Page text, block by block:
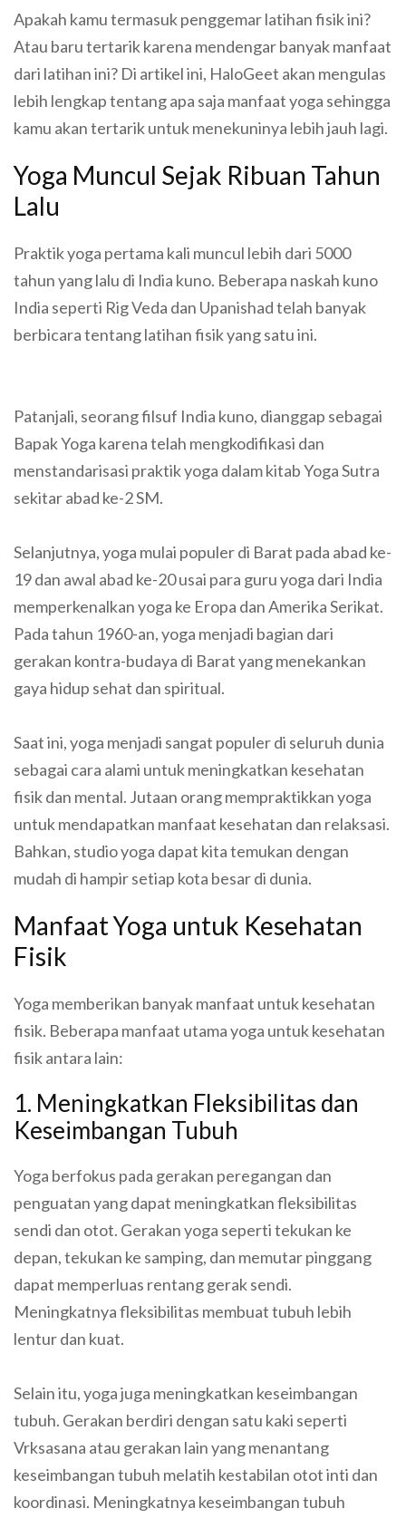
Apakah kamu termasuk penggemar latihan fisik ini?
Atau baru tertarik karena mendengar banyak manfaat
dari latihan ini? Di artikel ini, HaloGeet akan mengulas
lebih lengkap tentang apa saja manfaat yoga sehingga
kamu akan tertarik untuk menekuninya lebih jauh lagi.
Yoga Muncul Sejak Ribuan Tahun
Lalu
Praktik yoga pertama kali muncul lebih dari 5000
tahun yang lalu di India kuno. Beberapa naskah kuno
India seperti Rig Veda dan Upanishad telah banyak
berbicara tentang latihan fisik yang satu ini.
Patanjali, seorang filsuf India kuno, dianggap sebagai
Bapak Yoga karena telah mengkodifikasi dan
menstandarisasi praktik yoga dalam kitab Yoga Sutra
sekitar abad ke-2 SM.
Selanjutnya, yoga mulai populer di Barat pada abad ke-
19 dan awal abad ke-20 usai para guru yoga dari India
memperkenalkan yoga ke Eropa dan Amerika Serikat.
Pada tahun 1960-an, yoga menjadi bagian dari
gerakan kontra-budaya di Barat yang menekankan
gaya hidup sehat dan spiritual.
Saat ini, yoga menjadi sangat populer di seluruh dunia
sebagai cara alami untuk meningkatkan kesehatan
fisik dan mental. Jutaan orang mempraktikkan yoga
untuk mendapatkan manfaat kesehatan dan relaksasi.
Bahkan, studio yoga dapat kita temukan dengan
mudah di hampir setiap kota besar di dunia.
Manfaat Yoga untuk Kesehatan
Fisik
Yoga memberikan banyak manfaat untuk kesehatan
fisik. Beberapa manfaat utama yoga untuk kesehatan
fisik antara lain:
1. Meningkatkan Fleksibilitas dan
Keseimbangan Tubuh
Yoga berfokus pada gerakan peregangan dan
penguatan yang dapat meningkatkan fleksibilitas
sendi dan otot. Gerakan yoga seperti tekukan ke
depan, tekukan ke samping, dan memutar pinggang
dapat memperluas rentang gerak sendi.
Meningkatnya fleksibilitas membuat tubuh lebih
lentur dan kuat.
Selain itu, yoga juga meningkatkan keseimbangan
tubuh. Gerakan berdiri dengan satu kaki seperti
Vrksasana atau gerakan lain yang menantang
keseimbangan tubuh melatih kestabilan otot inti dan
koordinasi. Meningkatnya keseimbangan tubuh